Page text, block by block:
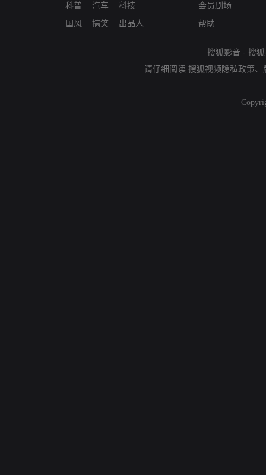
科普
国风
汽车
搞笑
科技
出品人
会员剧场
帮助
搜狐影音 - 搜
请仔细阅读 搜狐视频隐私政策、